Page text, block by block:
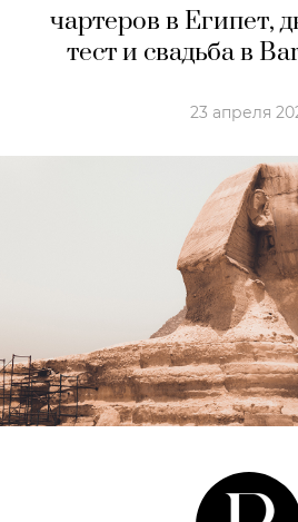
чартеров в Египет,
тест и свадьба в
23 апреля